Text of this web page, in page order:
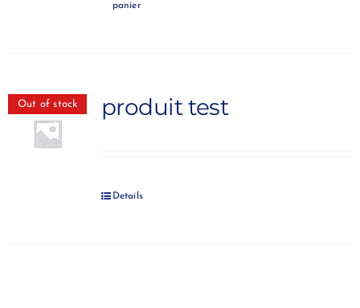
panier
Out of stock produit test
Details